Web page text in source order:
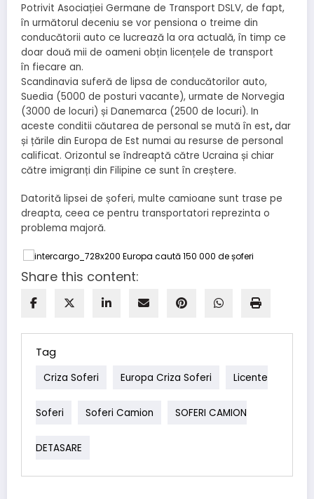
Potrivit Asociației Germane de Transport DSLV, de fapt,
în următorul deceniu se vor pensiona o treime din
conducătorii auto ce lucrează la ora actuală, în timp ce
doar două mii de oameni obțin licențele de transport
în fiecare an.
Scandinavia suferă de lipsa de conducătorilor auto,
Suedia (5000 de posturi vacante), urmate de Norvegia
(3000 de locuri) și Danemarca (2500 de locuri). In
aceste conditii căutarea de personal se mută în est,dar
și țările din Europa de Est numai au resurse de personal
calificat. Orizontul se îndreaptă către Ucraina și chiar
către imigranți din Filipine ce sunt în creștere.
Datorită lipsei de șoferi, multe camioane sunt trase pe
dreapta, ceea ce pentru transportatori reprezinta o
problema majoră.
Share this content:
Tag
Criza Soferi Europa Criza Soferi Licente
Soferi Soferi Camion SOFERI CAMION
DETASARE